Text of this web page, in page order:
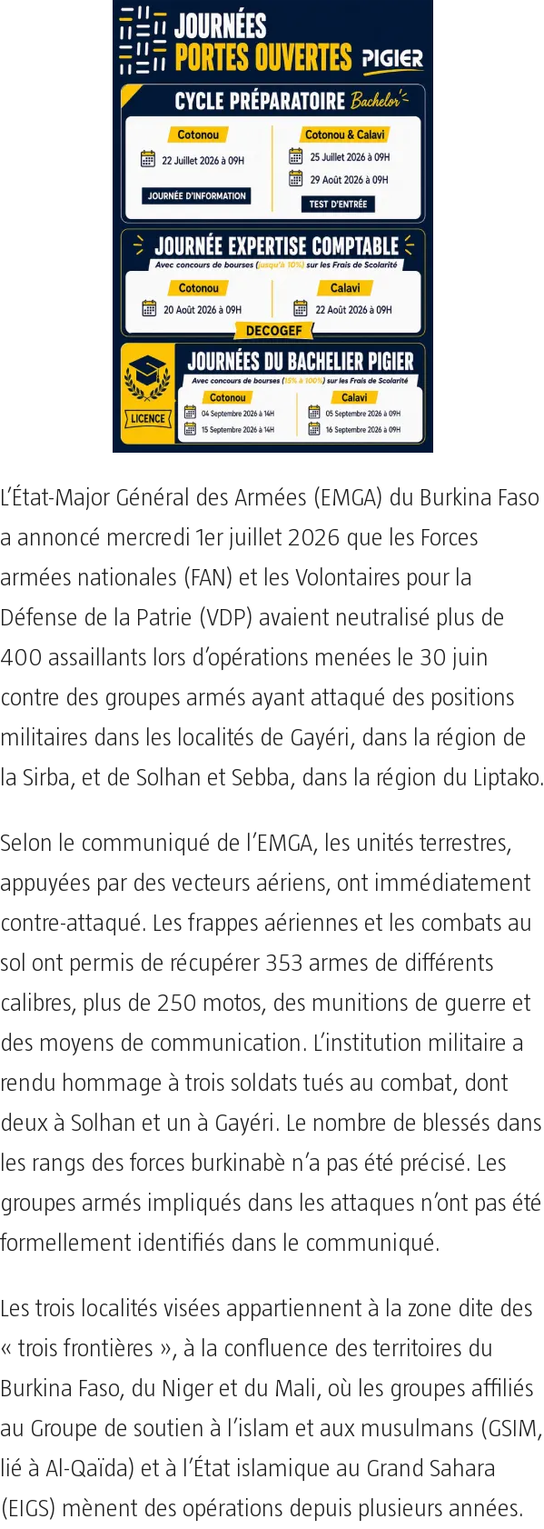
L’État-Major Général des Armées (EMGA) du Burkina Faso
a annoncé mercredi 1er juillet 2026 que les Forces
armées nationales (FAN) et les Volontaires pour la
Défense de la Patrie (VDP) avaient neutralisé plus de
400 assaillants lors d’opérations menées le 30 juin
contre des groupes armés ayant attaqué des positions
militaires dans les localités de Gayéri, dans la région de
la Sirba, et de Solhan et Sebba, dans la région du Liptako.
Selon le communiqué de l’EMGA, les unités terrestres,
appuyées par des vecteurs aériens, ont immédiatement
contre-attaqué. Les frappes aériennes et les combats au
sol ont permis de récupérer 353 armes de différents
calibres, plus de 250 motos, des munitions de guerre et
des moyens de communication. L’institution militaire a
rendu hommage à trois soldats tués au combat, dont
deux à Solhan et un à Gayéri. Le nombre de blessés dans
les rangs des forces burkinabè n’a pas été précisé. Les
groupes armés impliqués dans les attaques n’ont pas été
formellement identifiés dans le communiqué.
Les trois localités visées appartiennent à la zone dite des
« trois frontières », à la confluence des territoires du
Burkina Faso, du Niger et du Mali, où les groupes affiliés
au Groupe de soutien à l’islam et aux musulmans (GSIM,
lié à Al-Qaïda) et à l’État islamique au Grand Sahara
(EIGS) mènent des opérations depuis plusieurs années.